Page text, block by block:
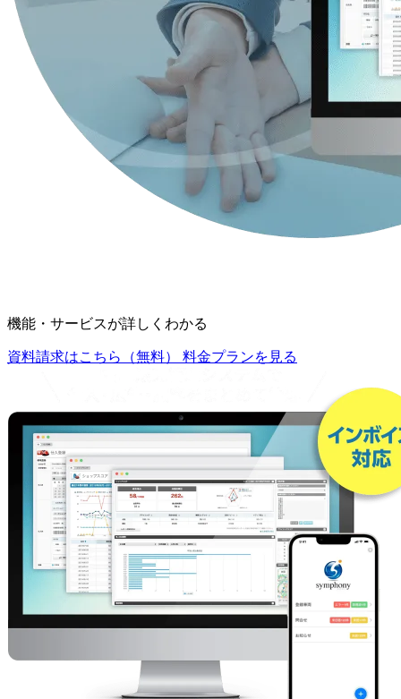
機能・サービスが詳しくわかる
資料請求はこちら（無料） 料金プランを見る